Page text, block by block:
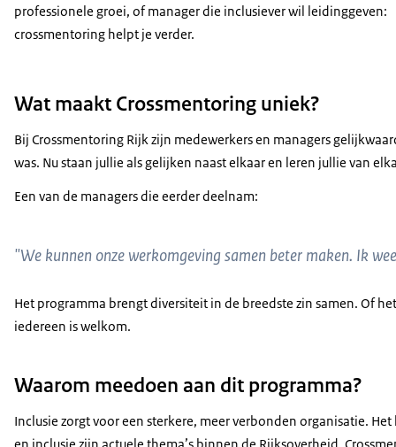
professionele groei, of manager die inclusiever wil leidinggeven:
crossmentoring helpt je verder.
Wat maakt Crossmentoring uniek?
Bij Crossmentoring Rijk zijn medewerkers en managers
was. Nu staan jullie als gelijken naast elkaar en leren jullie van
Een van de managers die eerder deelnam:
"We kunnen onze werkomgeving samen beter maken. Ik
Het programma brengt diversiteit in de breedste zin samen. Of
iedereen is welkom.
Waarom meedoen aan dit programma?
Inclusie zorgt voor een sterkere, meer verbonden organisatie.